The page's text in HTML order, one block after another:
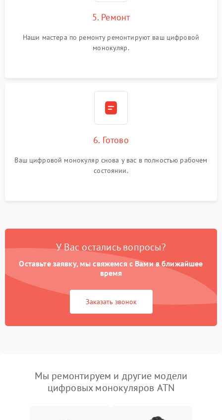
5. Ремонт
Наши мастера по ремонту ремонтируют ваш цифровой
монокуляр.
6. Готово
Ваш цифровой монокуляр снова у вас в полностью рабочем
состоянии.
У Вас остались вопросы?
Оставьте заявку, мы свяжемся с Вами в ближайшее
время
Заказать звонок
Мы ремонтируем и другие модели
цифровых монокуляров ATN